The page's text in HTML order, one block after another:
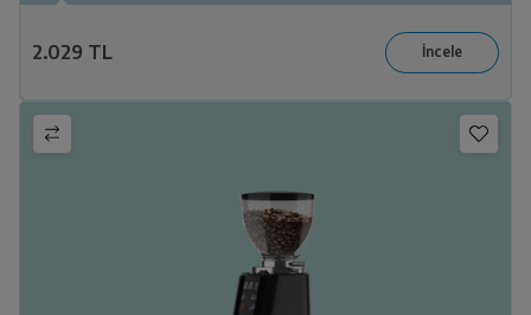
2.029 TL